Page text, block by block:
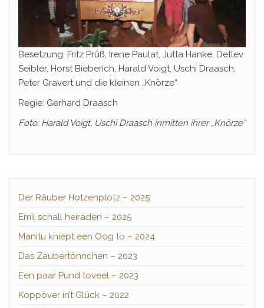
Besetzung: Fritz Prüß, Irene Paulat, Jutta Hanke, Detlev
Seibler, Horst Bieberich, Harald Voigt, Uschi Draasch,
Peter Gravert und die kleinen „Knörze“
Regie: Gerhard Draasch
Foto: Harald Voigt, Uschi Draasch inmitten ihrer „Knörze“
Der Räuber Hotzenplotz – 2025
Emil schall heiraden – 2025
Manitu kniept een Oog to – 2024
Das Zaubertönnchen – 2023
Een paar Pund toveel – 2023
Koppöver in’t Glück – 2022